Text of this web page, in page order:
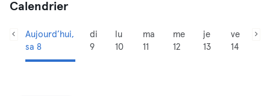
Calendrier
Aujourd’hui,
sa 8
di
9
lu
10
ma
11
me
12
je
13
ve
14